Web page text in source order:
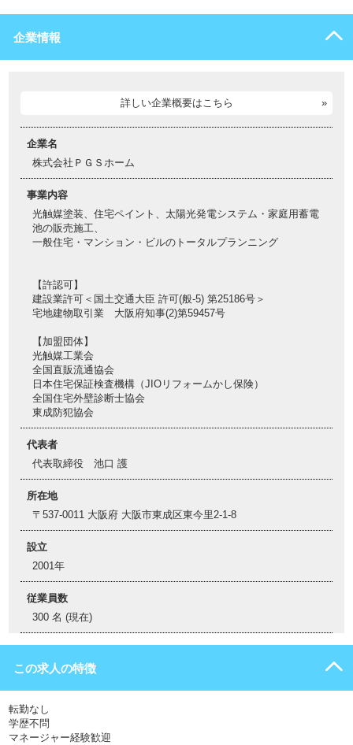
企業情報
詳しい企業概要はこちら
企業名
株式会社ＰＧＳホーム
事業内容
光触媒塗装、住宅ペイント、太陽光発電システム・家庭用蓄電
池の販売施工、
一般住宅・マンション・ビルのトータルプランニング
【許認可】
建設業許可＜国土交通大臣 許可(般-5) 第25186号＞
宅地建物取引業 大阪府知事(2)第59457号
【加盟団体】
光触媒工業会
全国直販流通協会
日本住宅保証検査機構（JIOリフォームかし保険）
全国住宅外壁診断士協会
東成防犯協会
代表者
代表取締役 池口 護
所在地
〒537-0011 大阪府 大阪市東成区東今里2-1-8
設立
2001年
従業員数
300 名 (現在)
この求人の特徴
転勤なし
学歴不問
マネージャー経験歓迎